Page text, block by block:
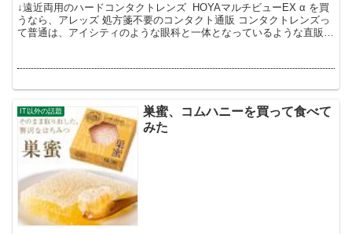
↓遠近両用のハードコンタクトレンズ HOYAマルチビューEX α を買
うなら、アレッズ 処方箋不要のコンタクト通販 コンタクトレンズっ
て普通は、アイシティのような眼科と一体となっているような直販店
IT以外の話題
巣蜜、コムハニーを買って食べて
みた